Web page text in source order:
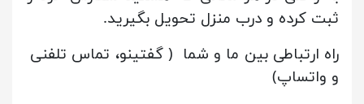
ثبت کرده و درب منزل تحویل بگیرید.
راه ارتباطی بین ما و شما ( گفتینو، تماس تلفنی
و واتساپ)